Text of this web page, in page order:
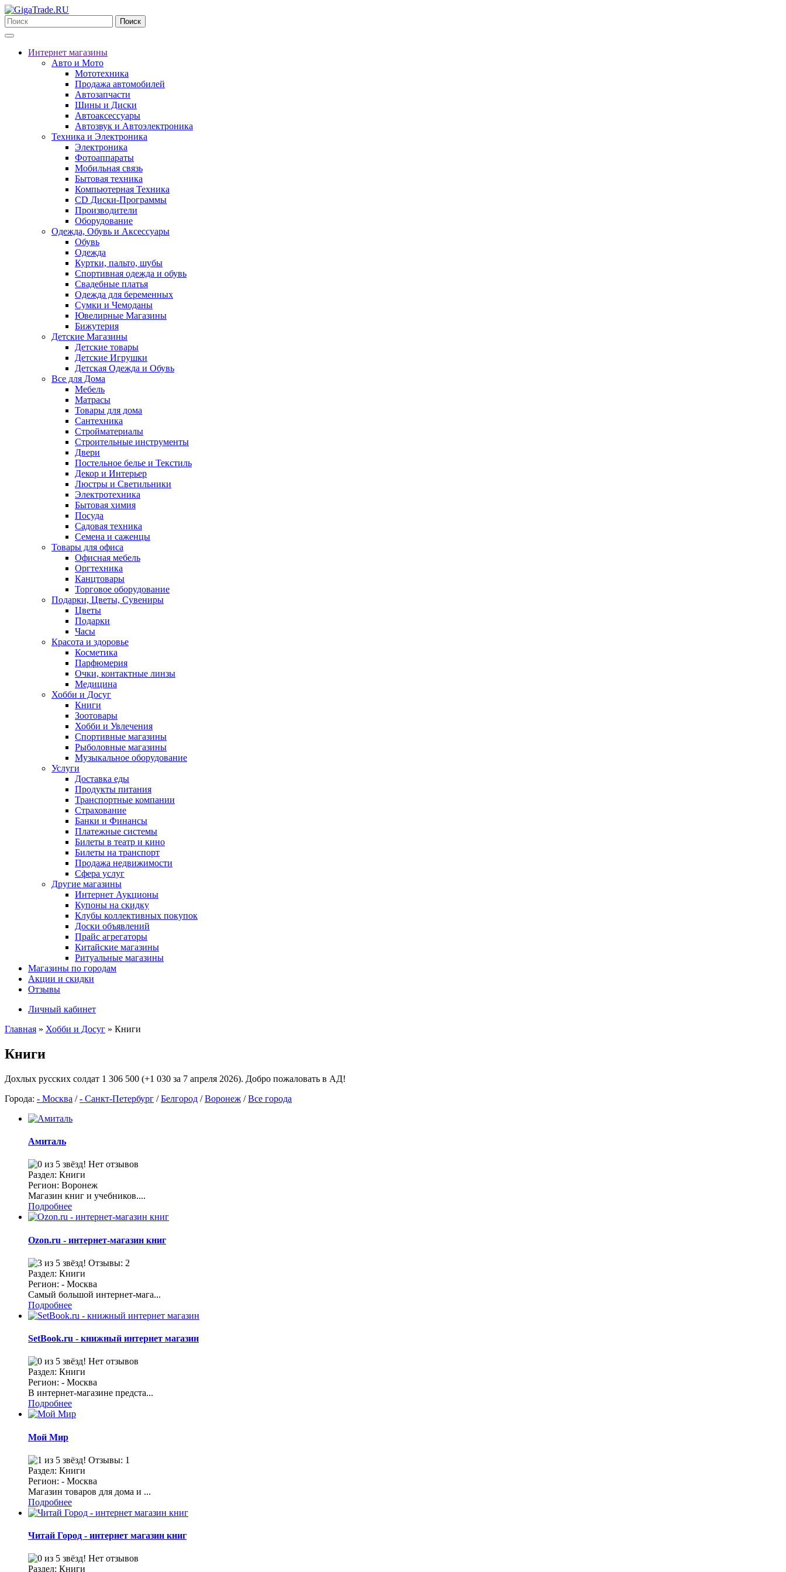
Поиск
Интернет магазины
Авто и Мото
Мототехника
Продажа автомобилей
Автозапчасти
Шины и Диски
Автоаксессуары
Автозвук и Автоэлектроника
Техника и Электроника
Электроника
Фотоаппараты
Мобильная связь
Бытовая техника
Компьютерная Техника
CD Диски-Программы
Производители
Оборудование
Одежда, Обувь и Аксессуары
Обувь
Одежда
Куртки, пальто, шубы
Спортивная одежда и обувь
Свадебные платья
Одежда для беременных
Сумки и Чемоданы
Ювелирные Магазины
Бижутерия
Детские Магазины
Детские товары
Детские Игрушки
Детская Одежда и Обувь
Все для Дома
Мебель
Матрасы
Товары для дома
Сантехника
Стройматериалы
Строительные инструменты
Двери
Постельное белье и Текстиль
Декор и Интерьер
Люстры и Светильники
Электротехника
Бытовая химия
Посуда
Садовая техника
Семена и саженцы
Товары для офиса
Офисная мебель
Оргтехника
Канцтовары
Торговое оборудование
Подарки, Цветы, Сувениры
Цветы
Подарки
Часы
Красота и здоровье
Косметика
Парфюмерия
Очки, контактные линзы
Медицина
Хобби и Досуг
Книги
Зоотовары
Хобби и Увлечения
Спортивные магазины
Рыболовные магазины
Музыкальное оборудование
Услуги
Доставка еды
Продукты питания
Транспортные компании
Страхование
Банки и Финансы
Платежные системы
Билеты в театр и кино
Билеты на транспорт
Продажа недвижимости
Сфера услуг
Другие магазины
Интернет Аукционы
Купоны на скидку
Клубы коллективных покупок
Доски объявлений
Прайс агрегаторы
Китайские магазины
Ритуальные магазины
Магазины по городам
Акции и скидки
Отзывы
Личный кабинет
Главная » Хобби и Досуг » Книги
Книги
Дохлых русских солдат 1 306 500 (+1 030 за 7 апреля 2026). Добро пожаловать в АД!
Города: - Москва /- Санкт-Петербург /Белгород /Воронеж /Все города
Амиталь
Нет отзывов
Раздел: Книги
Регион: Воронеж
Магазин книг и учебников....
Подробнее
Ozon.ru - интернет-магазин книг
Отзывы: 2
Раздел: Книги
Регион: - Москва
Самый большой интернет-мага...
Подробнее
SetBook.ru - книжный интернет магазин
Нет отзывов
Раздел: Книги
Регион: - Москва
В интернет-магазине предста...
Подробнее
Мой Мир
Отзывы: 1
Раздел: Книги
Регион: - Москва
Магазин товаров для дома и ...
Подробнее
Читай Город - интернет магазин книг
Нет отзывов
Раздел: Книги